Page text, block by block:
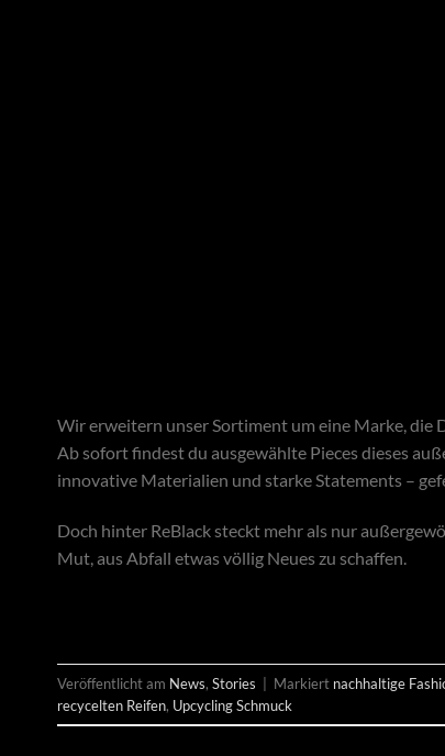
Wir erweitern unser Sortiment um eine Marke, die
Ab sofort findest du ausgewählte Pieces dieses
innovative Materialien und starke Statements –
Doch hinter ReBlack steckt mehr als nur
Mut, aus Abfall etwas völlig Neues zu schaffen.
Veröffentlicht am News, Stories Markiert nachhaltige
recycelten Reifen, Upcycling Schmuck